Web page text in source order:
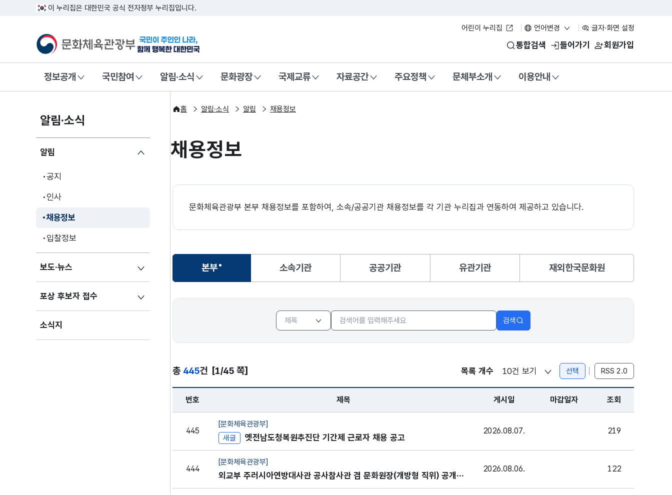
이 누리집은 대한민국 공식 전자정부 누리집입니다.
어린이 누리집 언어변경 글자·화면 설정
문화체육관광부국민이 주인인 나라, 함께 행복한 대한민국 통합검색 들어가기 회원가입
정보공개 국민참여 알림·소식 문화광장 국제교류 자료공간 주요정책 문체부소개 이용안내
알림·소식
알림
공지
인사
채용정보
입찰정보
보도·뉴스
포상 후보자 접수
소식지
홈 알림·소식 알림 채용정보
채용정보
문화체육관광부 본부 채용정보를 포함하여, 소속/공공기관 채용정보를 각 기관 누리집과 연동하여 제공하고 있습니다.
본부
선택됨
소속기관
선택됨
공공기관
선택됨
유관기관
선택됨
재외한국문화원
선택됨
본부
검색
총 445건 [1/45 쪽] 목록 개수 선택 RSS 2.0
채용정보 - 본부 - 번호, 제목, 게시일, 마감일자, 조회
번호 제목 게시일 마감일자 조회
445
[문화체육관광부]
새글
옛전남도청복원추진단 기간제 근로자 채용 공고
2026.08.07. 219
444
[문화체육관광부]
외교부 주러시아연방대사관 공사참사관 겸 문화원장(개방형 직위) 공개모
집(재공고)
2026.08.06. 122